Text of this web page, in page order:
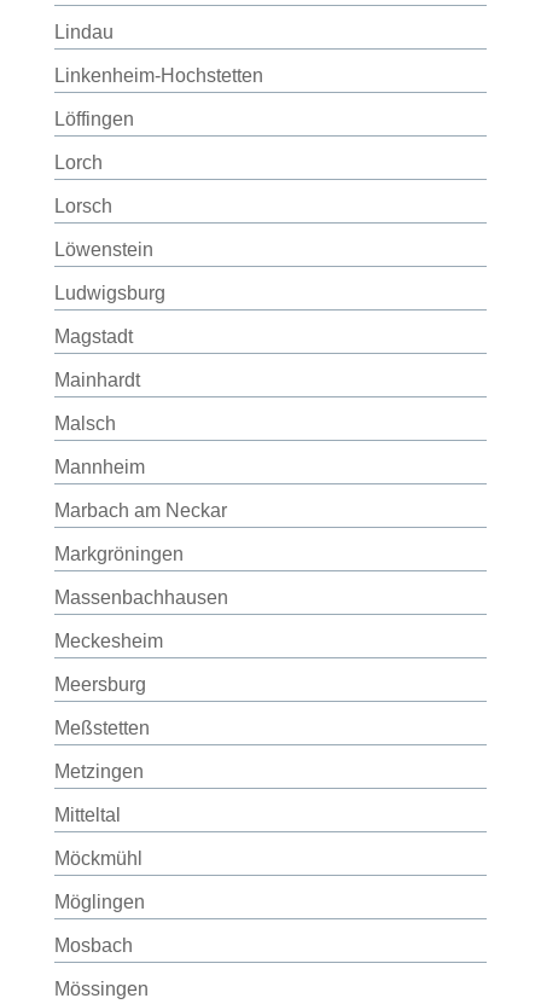
Lindau
Linkenheim-Hochstetten
Löffingen
Lorch
Lorsch
Löwenstein
Ludwigsburg
Magstadt
Mainhardt
Malsch
Mannheim
Marbach am Neckar
Markgröningen
Massenbachhausen
Meckesheim
Meersburg
Meßstetten
Metzingen
Mitteltal
Möckmühl
Möglingen
Mosbach
Mössingen